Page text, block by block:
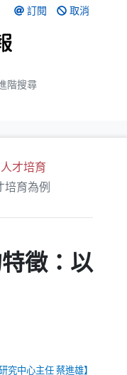
訂閱 取消
階搜尋
人才培育
育為例
徵：以
究中心主任 蔡進雄】